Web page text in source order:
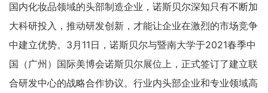
国内化妆品领域的头部制造企业，诺斯贝尔深知只有不断加
大科研投入，推动研发创新，才能让企业在激烈的市场竞争
中建立优势。3月11日，诺斯贝尔与暨南大学于2021春季中
国（广州）国际美博会诺斯贝尔展位上，正式签订了建立联
合研发中心的战略合作协议。行业内头部企业和专业领域高